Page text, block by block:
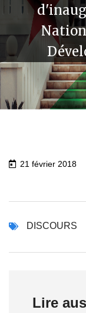
21 février 2018
DISCOURS
Lire